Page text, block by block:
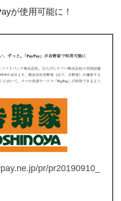
が使用可能に！
pr/pr20190910_